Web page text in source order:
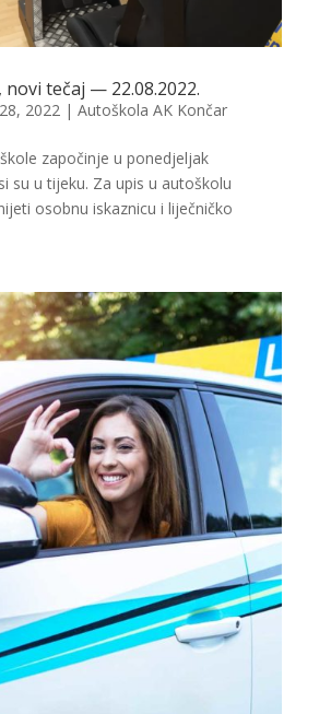
tečaj — 22.08.2022.
2022| Autoškola AK Končar
započinje u ponedjeljak
su u tijeku. Za upis u autoškolu
osobnu iskaznicu i liječničko